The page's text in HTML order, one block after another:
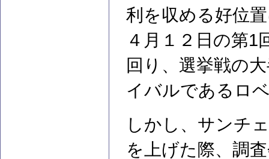
利を収める好位
４月１２日の第1
回り、選挙戦の
イバルであるロ
しかし、サンチ
を上げた際、調